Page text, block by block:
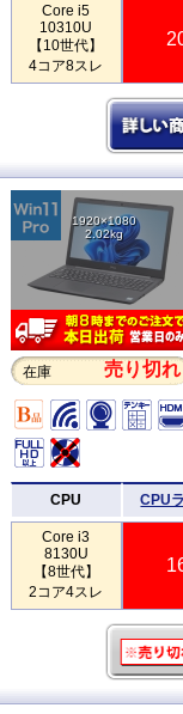
Core i5
10310U
【10世代】
4コア8スレ
1920×1080
2.02kg
在庫 売り切れ
CPU CPU
Core i3
8130U
【8世代】
2コア4スレ